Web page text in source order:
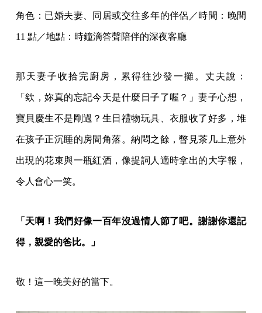
角色：已婚夫妻、同居或交往多年的伴侶／時間：晚間
11 點／地點：時鐘滴答聲陪伴的深夜客廳
那天妻子收拾完廚房，累得往沙發一攤。丈夫說：
「欸，妳真的忘記今天是什麼日子了喔？」妻子心想，
寶貝慶生不是剛過？生日禮物玩具、衣服收了好多，堆
在孩子正沉睡的房間角落。納悶之餘，瞥見茶几上意外
出現的花束與一瓶紅酒，像提詞人適時拿出的大字報，
令人會心一笑。
「天啊！我們好像一百年沒過情人節了吧。謝謝你還記
得，親愛的爸比。」
敬！這一晚美好的當下。